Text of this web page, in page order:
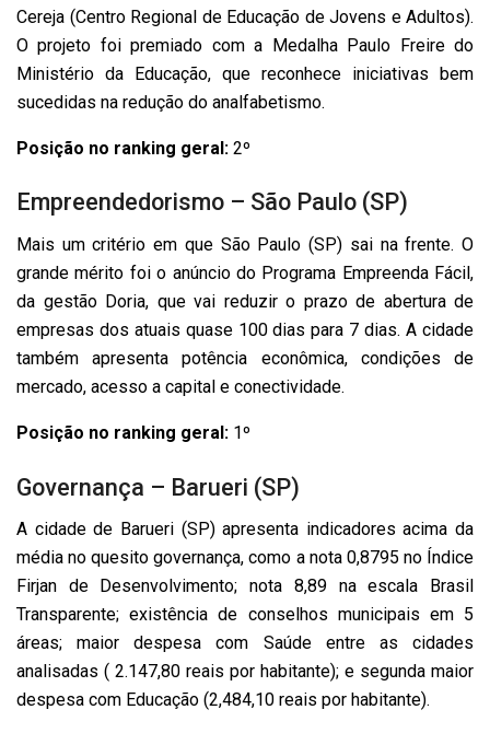
Cereja (Centro Regional de Educação de Jovens e Adultos).
O projeto foi premiado com a Medalha Paulo Freire do
Ministério da Educação, que reconhece iniciativas bem
sucedidas na redução do analfabetismo.
Posição no ranking geral: 2º
Empreendedorismo – São Paulo (SP)
Mais um critério em que São Paulo (SP) sai na frente. O
grande mérito foi o anúncio do Programa Empreenda Fácil,
da gestão Doria, que vai reduzir o prazo de abertura de
empresas dos atuais quase 100 dias para 7 dias. A cidade
também apresenta potência econômica, condições de
mercado, acesso a capital e conectividade.
Posição no ranking geral: 1º
Governança – Barueri (SP)
A cidade de Barueri (SP) apresenta indicadores acima da
média no quesito governança, como a nota 0,8795 no Índice
Firjan de Desenvolvimento; nota 8,89 na escala Brasil
Transparente; existência de conselhos municipais em 5
áreas; maior despesa com Saúde entre as cidades
analisadas ( 2.147,80 reais por habitante); e segunda maior
despesa com Educação (2,484,10 reais por habitante).